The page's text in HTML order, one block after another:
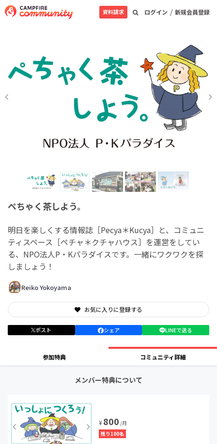
ログイン / 新規会員登録
資料請求
ぺちゃく茶しよう。
明日を楽しくする情報誌［Pecya＊Kucya］と、コミュニ
ティスペース［ペチャ＊クチャハウス］を運営をしてい
る、NPO法人P・Kパラダイスです。一緒にワクワクを探
しましょう！
Reiko Yokoyama
お気に入りに登録する
ポスト シェア LINEで送る
参加特典 コミュニティ詳細
メンバー特典について
¥800 /月
残り100名